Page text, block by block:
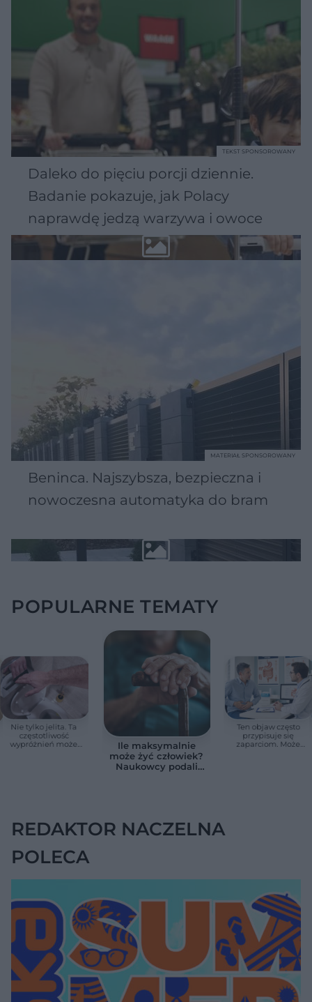
Daleko do pięciu porcji dziennie.
Badanie pokazuje, jak Polacy
naprawdę jedzą warzywa i owoce
TEKST SPONSOROWANY
Beninca. Najszybsza, bezpieczna i
nowoczesna automatyka do bram
MATERIAŁ SPONSOROWANY
POPULARNE TEMATY
Nie tylko jelita. Ta
częstotliwość
wypróżnień może
Ile maksymalnie
może żyć człowiek?
Naukowcy podali
Ten objaw często
przypisuje się
zaparciom. Może
REDAKTOR NACZELNA
POLECA